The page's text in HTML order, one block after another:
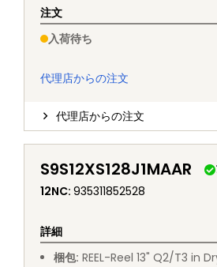
注文
入荷待ち
代理店からの注文
代理店からの注文
S9S12XS128J1MAAR
12NC: 935311852528
詳細
梱包: REEL-Reel 13" Q2/T3 in